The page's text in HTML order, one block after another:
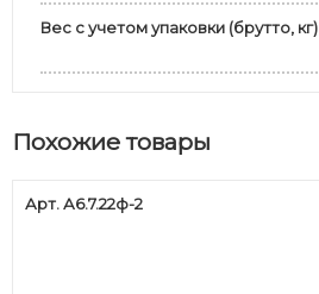
Вес с учетом упаковки (брутто, кг)
Похожие товары
Арт. А6.7.22ф-2